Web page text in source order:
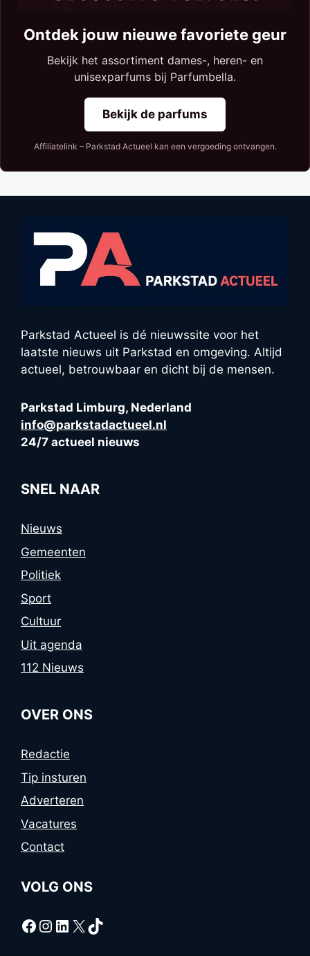
Ontdek jouw nieuwe favoriete geur
Bekijk het assortiment dames-, heren- en
unisexparfums bij Parfumbella.
Bekijk de parfums
Affiliatelink – Parkstad Actueel kan een vergoeding ontvangen.
Parkstad Actueel is dé nieuwssite voor het
laatste nieuws uit Parkstad en omgeving. Altijd
actueel, betrouwbaar en dicht bij de mensen.
Parkstad Limburg, Nederland
info@parkstadactueel.nl
24/7 actueel nieuws
SNEL NAAR
Nieuws
Gemeenten
Politiek
Sport
Cultuur
Uit agenda
112 Nieuws
OVER ONS
Redactie
Tip insturen
Adverteren
Vacatures
Contact
VOLG ONS
Facebook
Instagram
LinkedIn
X TikTok